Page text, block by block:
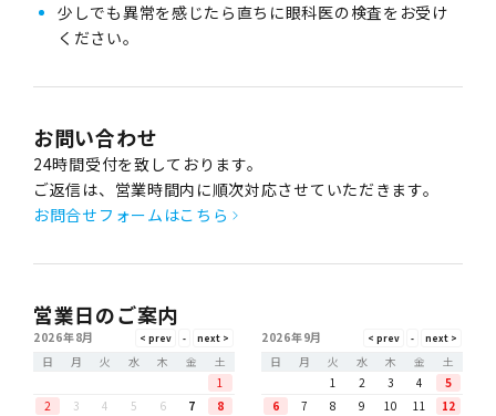
少しでも異常を感じたら直ちに眼科医の検査をお受け
ください。
お問い合わせ
24時間受付を致しております。
ご返信は、営業時間内に順次対応させていただきます。
お問合せフォームはこちら
営業日のご案内
2026年8月
日
月 火 水 木 金
土
1
2
3 4 5 6 7
8
2026年9月
日
月 火 水 木 金
土
1
2 3 4
5
6
7 8 9 10 11
12